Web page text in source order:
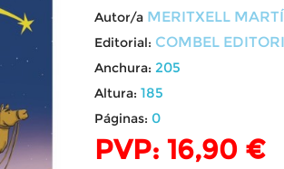
Autor/a MERITXELL MARTÍ
Editorial: COMBEL
Anchura: 205
Altura: 185
Páginas: 0
PVP: 16,90 €